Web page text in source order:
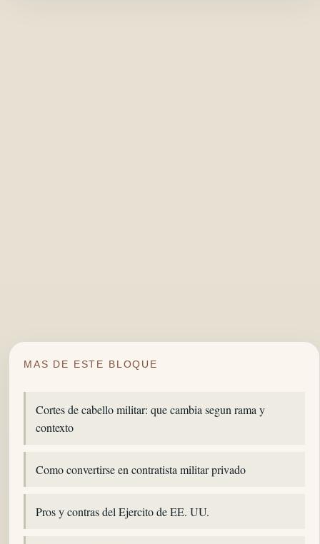
MAS DE ESTE BLOQUE
Cortes de cabello militar: que cambia segun rama y
contexto
Como convertirse en contratista militar privado
Pros y contras del Ejercito de EE. UU.